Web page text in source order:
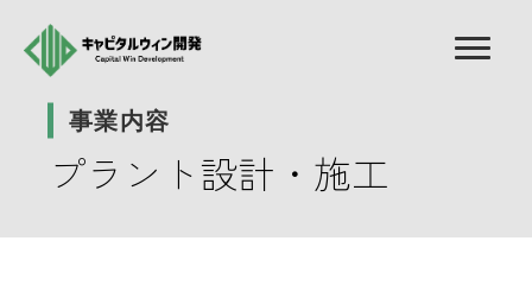
事業内容
プラント設計・施工